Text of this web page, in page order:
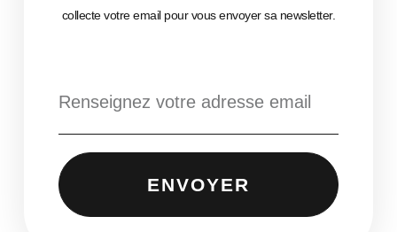
collecte votre email pour vous envoyer sa newsletter.
ENVOYER